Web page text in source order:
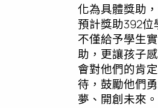
化為具體獎助
預計獎助392位
不僅給予學生
助，更讓孩子
會對他們的肯
待，鼓勵他們
夢、開創未來。